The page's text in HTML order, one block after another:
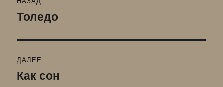
по
Предыдущая
Толедо
ДАЛЕЕ
Следующая
Как сон